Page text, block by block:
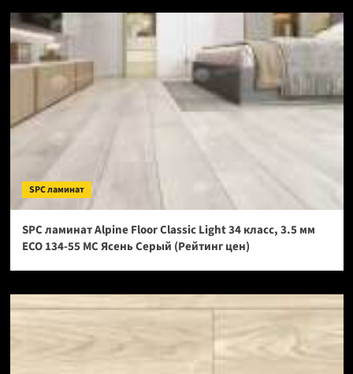
SPC ламинат
SPC ламинат Alpine Floor Classic Light 34 класс, 3.5 мм
ECO 134-55 МС Ясень Серый (Рейтинг цен)